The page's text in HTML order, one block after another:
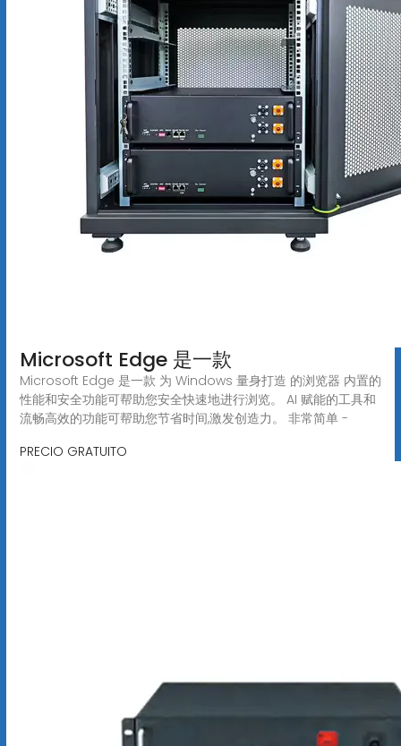
Microsoft Edge 是一款
Microsoft Edge 是一款 为 Windows 量身打造 的浏览器 内置的
性能和安全功能可帮助您安全快速地进行浏览。 AI 赋能的工具和
流畅高效的功能可帮助您节省时间,激发创造力。 非常简单 -
PRECIO GRATUITO